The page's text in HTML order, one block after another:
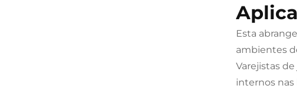
Esta
ambientes
Varejistas
internos nas